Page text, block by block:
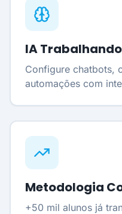
IA
Configure chatbots,
automações com
Metodologia
+50 mil alunos já